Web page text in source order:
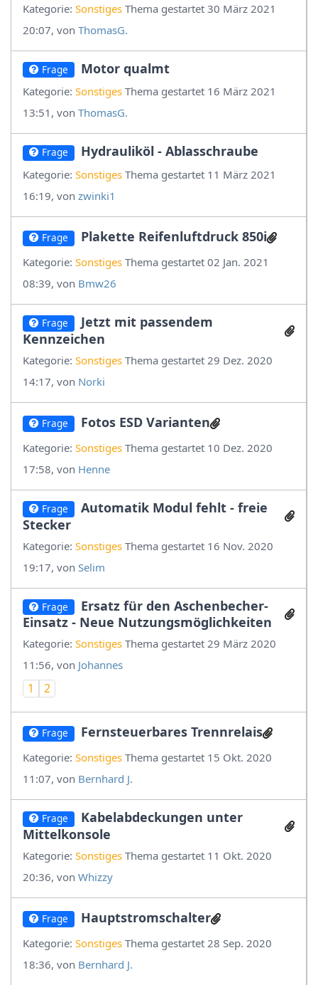
Kategorie: Sonstiges Thema gestartet 30 März 2021
20:07, von ThomasG.
Frage Motor qualmt
Kategorie: Sonstiges Thema gestartet 16 März 2021
13:51, von ThomasG.
Frage Hydrauliköl - Ablasschraube
Kategorie: Sonstiges Thema gestartet 11 März 2021
16:19, von zwinki1
Frage Plakette Reifenluftdruck 850i
Kategorie: Sonstiges Thema gestartet 02 Jan. 2021
08:39, von Bmw26
Frage
Jetzt mit passendem
Kennzeichen
Kategorie: Sonstiges Thema gestartet 29 Dez. 2020
14:17, von Norki
Frage Fotos ESD Varianten
Kategorie: Sonstiges Thema gestartet 10 Dez. 2020
17:58, von Henne
Frage
Automatik Modul fehlt - freie
Stecker
Kategorie: Sonstiges Thema gestartet 16 Nov. 2020
19:17, von Selim
Frage
Ersatz für den Aschenbecher-
Einsatz - Neue Nutzungsmöglichkeiten
Kategorie: Sonstiges Thema gestartet 29 März 2020
11:56, von Johannes
1 2
Frage Fernsteuerbares Trennrelais
Kategorie: Sonstiges Thema gestartet 15 Okt. 2020
11:07, von Bernhard J.
Frage
Kabelabdeckungen unter
Mittelkonsole
Kategorie: Sonstiges Thema gestartet 11 Okt. 2020
20:36, von Whizzy
Frage Hauptstromschalter
Kategorie: Sonstiges Thema gestartet 28 Sep. 2020
18:36, von Bernhard J.